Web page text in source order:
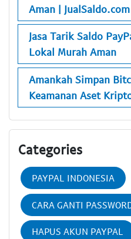
Aman | JualSaldo.com
Jasa Tarik Saldo
Lokal Murah Aman
Amankah Simpan
Keamanan Aset
Categories
PAYPAL INDONESIA
CARA GANTI
HAPUS AKUN PAYPAL